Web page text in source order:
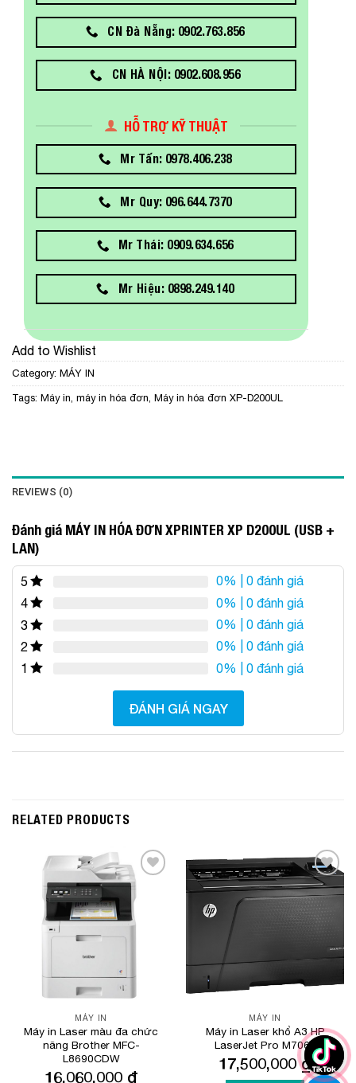
CN Đà Nẵng: 0902.763.856
CN HÀ NỘI: 0902.608.956
HỖ TRỢ KỸ THUẬT
Mr Tấn: 0978.406.238
Mr Quy: 096.644.7370
Mr Thái: 0909.634.656
Mr Hiệu: 0898.249.140
Add to Wishlist
Category: MÁY IN
Tags: Máy in máy in hóa đơn Máy in hóa đơn XP-D200UL
REVIEWS (0)
Đánh giá MÁY IN HÓA ĐƠN XPRINTER XP D200UL (USB +
LAN)
5 0% | 0 đánh giá
4
0% | 0 đánh giá
3
0% | 0 đánh giá
2
0% | 0 đánh giá
1
0% | 0 đánh giá
ĐÁNH GIÁ NGAY
RELATED PRODUCTS
Add to
Wishlist
MÁY IN
Máy in Laser màu đa chức
năng Brother MFC-
L8690CDW
16,060,000 ₫
Add to
Wishlist
MÁY IN
Máy in Laser khổ A3 HP
LaserJet Pro M706n
17,500,000₫